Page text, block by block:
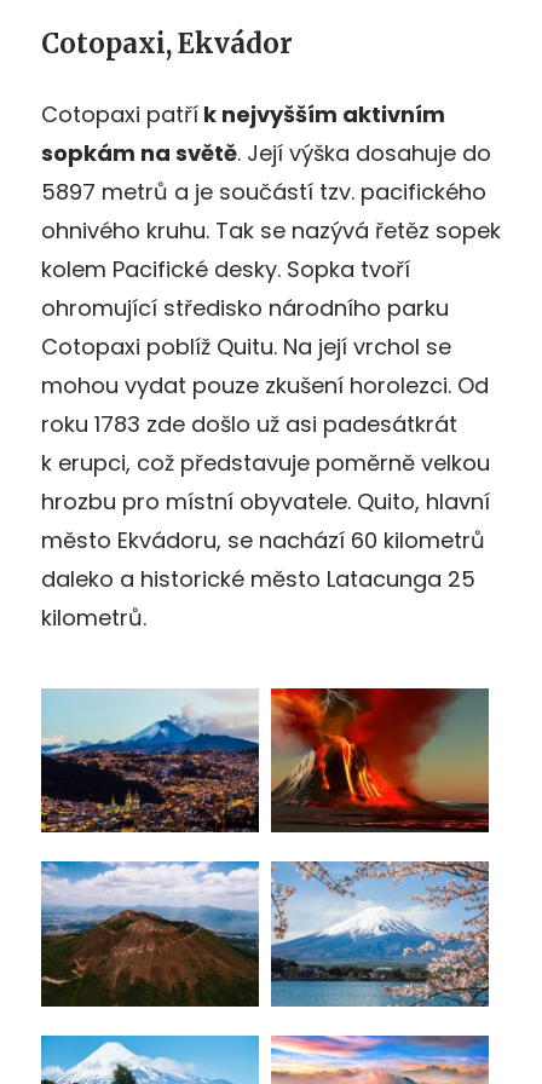
Cotopaxi, Ekvádor
Cotopaxi patří k nejvyšším aktivním
sopkám na světě. Její výška dosahuje do
5897 metrů a je součástí tzv. pacifického
ohnivého kruhu. Tak se nazývá řetěz sopek
kolem Pacifické desky. Sopka tvoří
ohromující středisko národního parku
Cotopaxi poblíž Quitu. Na její vrchol se
mohou vydat pouze zkušení horolezci. Od
roku 1783 zde došlo už asi padesátkrát
k erupci, což představuje poměrně velkou
hrozbu pro místní obyvatele. Quito, hlavní
město Ekvádoru, se nachází 60 kilometrů
daleko a historické město Latacunga 25
kilometrů.